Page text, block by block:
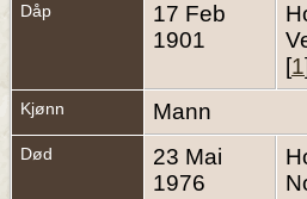
Dåp
17 Feb
1901
[1]
Kjønn Mann
Død
23 Mai
1976